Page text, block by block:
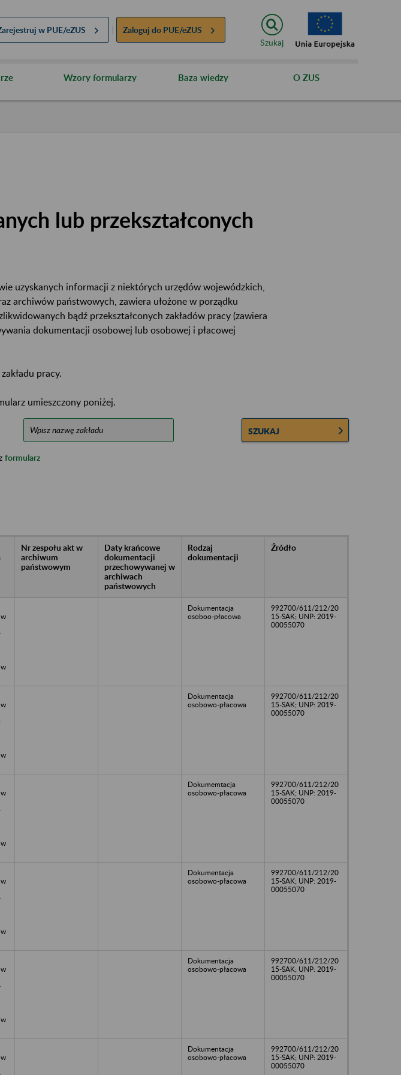
w PUE/eZUS Zaloguj do PUE/eZUS
Szukaj
Wzory formularzy Baza wiedzy O ZUS
lub przekształconych
uzyskanych informacji z niektórych urzędów wojewódzkich,
archiwów państwowych, zawiera ułożone w porządku
bądź przekształconych zakładów pracy (zawiera
dokumentacji osobowej lub osobowej i płacowej
pracy.
umieszczony poniżej.
SZUKAJ
formularz
Nr zespołu akt w
archiwum
państwowym
Daty krańcowe
dokumentacji
przechowywanej w
archiwach
państwowych
Rodzaj
dokumentacji
Źródło
Dokumentacja
osoboo-płacowa
992700/611/212/20
15-SAK; UNP: 2019-
00055070
Dokumentacja
osobowo-płacowa
992700/611/212/20
15-SAK; UNP: 2019-
00055070
Dokumemtacja
osobowo-płacowa
992700/611/212/20
15-SAK; UNP: 2019-
00055070
Dokumentacja
osobowo-płacowa
992700/611/212/20
15-SAK; UNP: 2019-
00055070
Dokumentacja
osobowo-płacowa
992700/611/212/20
15-SAK; UNP: 2019-
00055070
Dokumentacja
osobowo-płacowa
992700/611/212/20
15-SAK; UNP: 2019-
00055070